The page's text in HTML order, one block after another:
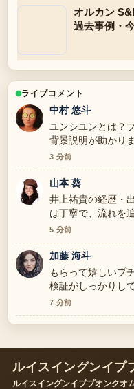
オルカン
過去事例・
ライブコメント
中村 悠斗
ユンシユンとは？
背景説明が助かり
3 分前
山本 葵
井上祐貴の経歴・
は丁寧で、流れを
5 分前
加藤 海斗
もらって嬉しいプ
検証がしっかりし
7 分前
ルイスイングンイプ
ルイスイングンイププオンクオ